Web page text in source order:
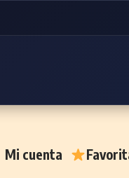
Mi cuenta